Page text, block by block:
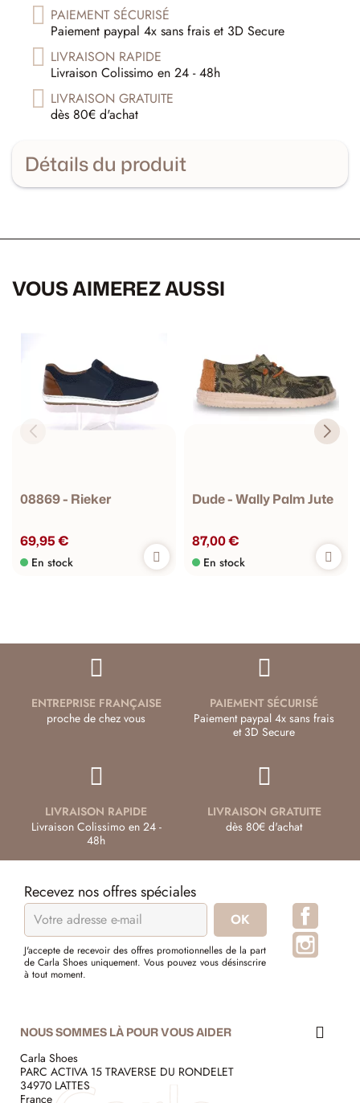
PAIEMENT SÉCURISÉ
Paiement paypal 4x sans frais et 3D Secure
LIVRAISON RAPIDE
Livraison Colissimo en 24 - 48h
LIVRAISON GRATUITE
dès 80€ d'achat
Détails du produit
VOUS AIMEREZ AUSSI
08869 - Rieker
69,95 €
En stock
Dude - Wally Palm Jute
87,00 €
En stock
ENTREPRISE FRANÇAISE
proche de chez vous
PAIEMENT SÉCURISÉ
Paiement paypal 4x sans frais
et 3D Secure
LIVRAISON RAPIDE
Livraison Colissimo en 24 -
48h
LIVRAISON GRATUITE
dès 80€ d'achat
Recevez nos offres spéciales
J'accepte de recevoir des offres promotionnelles de la part
de Carla Shoes uniquement. Vous pouvez vous désinscrire
à tout moment.
NOUS SOMMES LÀ POUR VOUS AIDER
Carla Shoes
PARC ACTIVA 15 TRAVERSE DU RONDELET
34970 LATTES
France